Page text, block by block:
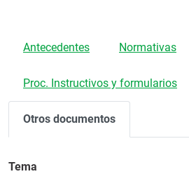
Antecedentes Normativas
Proc. Instructivos y formularios
Otros documentos
Tema